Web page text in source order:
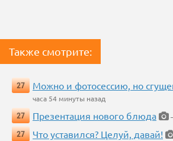
Также смотрите:
27 Можно и фотосессию, но
часа 54 минуты назад
27
Презентация нового блюда
27
Что уставился? Целуй, давай!